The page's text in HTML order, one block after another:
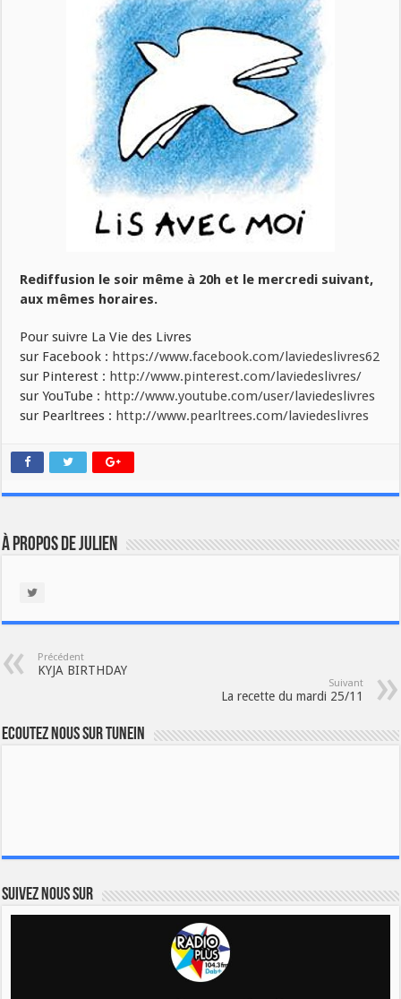
Rediffusion le soir même à 20h et le mercredi suivant,
aux mêmes horaires.
Pour suivre La Vie des Livres
sur Facebook : https://www.facebook.com/laviedeslivres62
sur Pinterest : http://www.pinterest.com/laviedeslivres/
sur YouTube : http://www.youtube.com/user/laviedeslivres
sur Pearltrees : http://www.pearltrees.com/laviedeslivres
À propos de Julien
Précédent
KYJA BIRTHDAY
Suivant
La recette du mardi 25/11
Ecoutez nous sur TuneIn
Suivez nous sur